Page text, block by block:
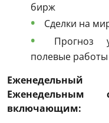
бирж
Сделки на
Прогноз
полевые работы
Еженедельный
Еженедельным
включающим: